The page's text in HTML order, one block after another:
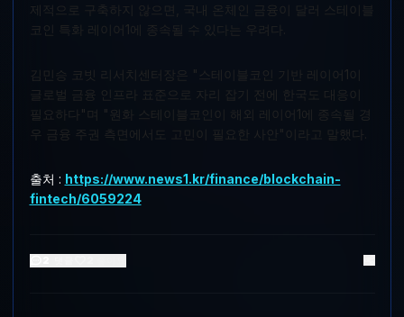
제적으로 구축하지 않으면, 국내 온체인 금융이 달러 스테이블
코인 특화 레이어1에 종속될 수 있다는 우려다.
김민승 코빗 리서치센터장은 "스테이블코인 기반 레이어1이
글로벌 금융 인프라 표준으로 자리 잡기 전에 한국도 대응이
필요하다"며 "원화 스테이블코인이 해외 레이어1에 종속될 경
우 금융 주권 측면에서도 고민이 필요한 사안"이라고 말했다.
출처 : https://www.news1.kr/finance/blockchain-
fintech/6059224